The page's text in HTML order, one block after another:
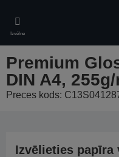
main
content
Izvēlne
Premium
DIN A4,
Preces kods:
Izvēlieties papīra